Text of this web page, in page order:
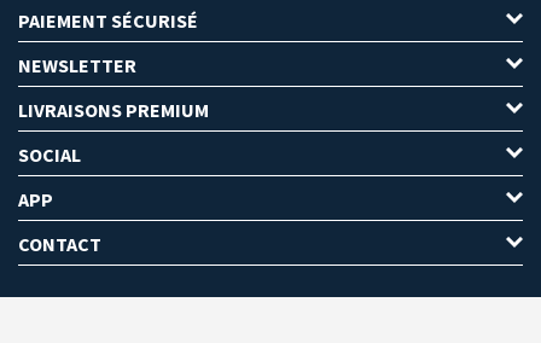
PAIEMENT SÉCURISÉ
NEWSLETTER
LIVRAISONS PREMIUM
SOCIAL
APP
CONTACT